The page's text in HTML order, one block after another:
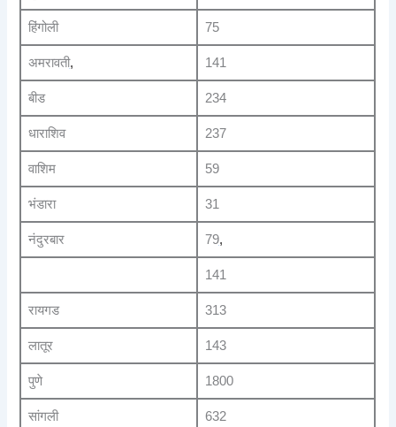
हिंगोली 75
अमरावती, 141
बीड 234
धाराशिव 237
वाशिम 59
भंडारा 31
नंदुरबार 79,
141
रायगड 313
लातूर 143
पुणे 1800
सांगली 632